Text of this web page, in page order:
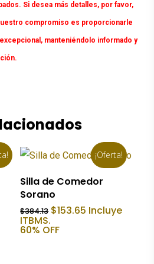
Si desea más detalles, por favor,
compromiso es proporcionarle
manteniéndolo informado y
¡Oferta!
Añadir Al Carrito
Silla de Comedor
Sorano
$384.13 El
original
$153.65 El
precio
Incluye
ITBMS.
60% OFF